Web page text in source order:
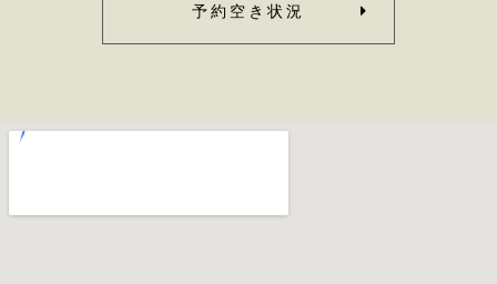
予約空き状況